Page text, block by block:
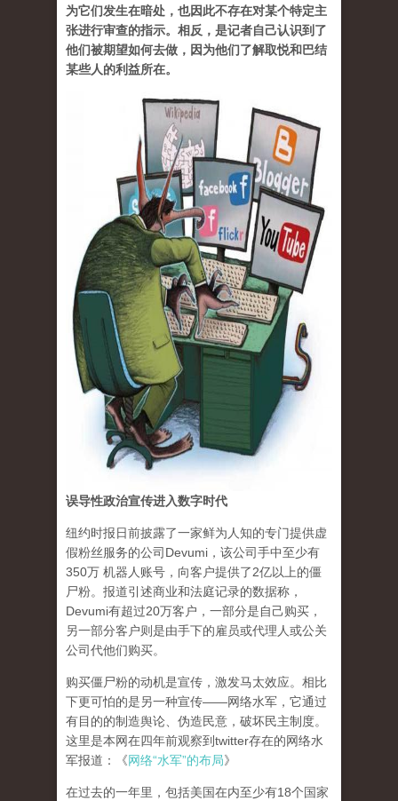
为它们发生在暗处，也因此不存在对某个特定主
张进行审查的指示。相反，是记者自己认识到了
他们被期望如何去做，因为他们了解取悦和巴结
某些人的利益所在。
误导性政治宣传进入数字时代
纽约时报日前披露了一家鲜为人知的专门提供虚
假粉丝服务的公司Devumi，该公司手中至少有
350万 机器人账号，向客户提供了2亿以上的僵
尸粉。报道引述商业和法庭记录的数据称，
Devumi有超过20万客户，一部分是自己购买，
另一部分客户则是由手下的雇员或代理人或公关
公司代他们购买。
购买僵尸粉的动机是宣传，激发马太效应。相比
下更可怕的是另一种宣传——网络水军，它通过
有目的的制造舆论、伪造民意，破坏民主制度。
这里是本网在四年前观察到twitter存在的网络水
军报道：《网络“水军”的布局》
在过去的一年里，包括美国在内至少有18个国家